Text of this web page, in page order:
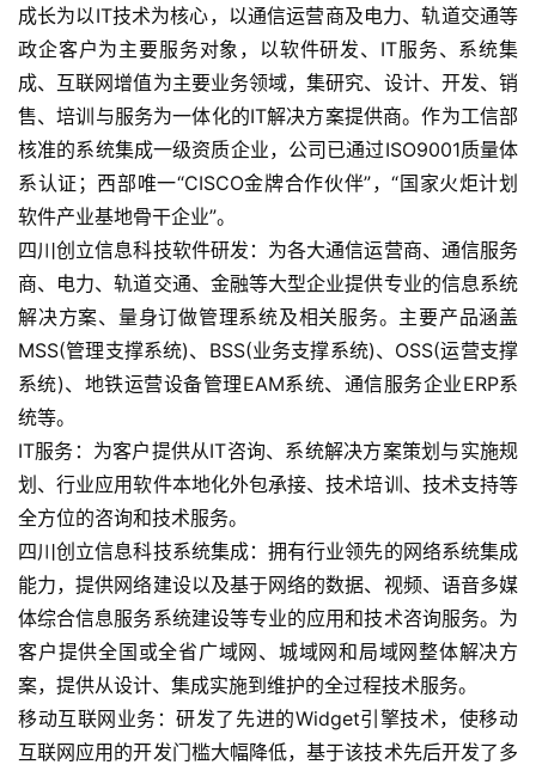
首
页
游
茶
原
游
戏
业
界
手
机
游
戏
单
机
游
戏
休
成长为以IT技术为核心，以通信运营商及电力、轨道交通等
政企客户为主要服务对象，以软件研发、IT服务、系统集
成、互联网增值为主要业务领域，集研究、设计、开发、销
售、培训与服务为一体化的IT解决方案提供商。作为工信部
核准的系统集成一级资质企业，公司已通过ISO9001质量体
系认证；西部唯一“CISCO金牌合作伙伴”，“国家火炬计划
软件产业基地骨干企业”。
四川创立信息科技软件研发：为各大通信运营商、通信服务
商、电力、轨道交通、金融等大型企业提供专业的信息系统
解决方案、量身订做管理系统及相关服务。主要产品涵盖
MSS(管理支撑系统)、BSS(业务支撑系统)、OSS(运营支撑
系统)、地铁运营设备管理EAM系统、通信服务企业ERP系
统等。
IT服务：为客户提供从IT咨询、系统解决方案策划与实施规
划、行业应用软件本地化外包承接、技术培训、技术支持等
全方位的咨询和技术服务。
四川创立信息科技系统集成：拥有行业领先的网络系统集成
能力，提供网络建设以及基于网络的数据、视频、语音多媒
体综合信息服务系统建设等专业的应用和技术咨询服务。为
客户提供全国或全省广域网、城域网和局域网整体解决方
案，提供从设计、集成实施到维护的全过程技术服务。
移动互联网业务：研发了先进的Widget引擎技术，使移动
互联网应用的开发门槛大幅降低，基于该技术先后开发了多